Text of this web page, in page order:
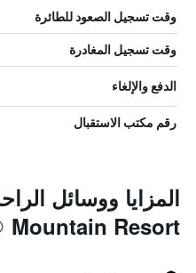
وقت تسجيل الصعود للطائرة
وقت تسجيل المغادرة
الدفع والإلغاء
رقم مكتب الاستقبال
Mountain Resort